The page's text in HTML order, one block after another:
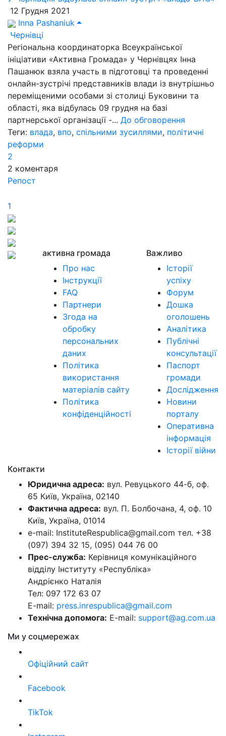
12 Грудня 2021
Inna Pashaniuk
Чернівці
Регіональна координаторка Всеукраїнської
ініціативи «Активна Громада» у Чернівцях Інна
Пашанюк взяла участь в підготовці та проведенні
онлайн-зустрічі представників влади із внутрішньо
переміщеними особами зі столиці Буковини та
області, яка відбулась 09 грудня на базі
партнерської організації -... До обговорення
Теги: влада, впо, спільними зусиллями, політичні
реформи
2
2 коментаря
Репост
1
активна громада
Про нас
Інструкції
FAQ
Партнери
Згода на
обробку
персональних
даних
Політика
використання
матеріалів сайту
Політика
конфіденційності
Важливо
Історії
успіху
Форум
Дошка
оголошень
Аналітика
Публічні
консультації
Паспорт
громади
Дослідження
Новини
порталу
Оперативна
інформація
Історії війни
Контакти
Юридична адреса: вул. Ревуцького 44-б, оф.
65 Київ, Україна, 02140
Фактична адреса: вул. П. Болбочана, 4, оф. 10
Київ, Україна, 01014
e-mail: InstituteRespublica@gmail.com тел. +38
(097) 394 32 15, (095) 044 76 00
Прес-служба: Керівниця комунікаційного
відділу Інституту «Республіка»
Андрієнко Наталія
Тел: 097 172 63 07
E-mail: press.inrespublica@gmail.com
Технічна допомога: E-mail: support@ag.com.ua
Ми у соцмережах
Офіційний сайт
Facebook
TikTok